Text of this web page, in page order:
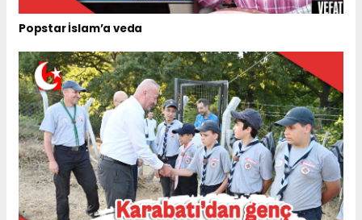
Popstar İslam’a veda